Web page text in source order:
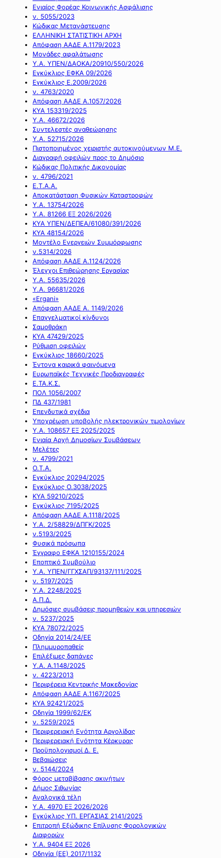
Ενιαίος Φορέας Κοινωνικής Ασφάλισης
ν. 5055/2023
Κώδικας Μετανάστευσης
ΕΛΛΗΝΙΚΗ ΣΤΑΤΙΣΤΙΚΗ ΑΡΧΗ
Απόφαση ΑΑΔΕ Α.1179/2023
Μονάδες αφαλάτωσης
Υ.Α. ΥΠΕΝ/ΔΑΟΚΑ/20910/550/2026
Εγκύκλιος ΕΦΚΑ 09/2026
Εγκύκλιος Ε.2009/2026
ν. 4763/2020
Απόφαση ΑΑΔΕ Α.1057/2026
ΚΥΑ 153319/2025
Υ.Α. 46672/2026
Συντελεστές αναθεώρησης
Υ.Α. 52715/2026
Πιστοποιημένος χειριστής αυτοκινούμενων Μ.Ε.
Διαγραφή οφειλών προς το Δημόσιο
Κώδικας Πολιτικής Δικονομίας
ν. 4796/2021
Ε.Τ.Α.Α.
Αποκατάσταση Φυσικών Καταστροφών
Υ.Α. 13754/2026
Υ.Α. 81266 ΕΞ 2026/2026
ΚΥΑ ΥΠΕΝ/ΔΕΠΕΑ/61080/391/2026
ΚΥΑ 48154/2026
Μοντέλο Ενεργειών Συμμόρφωσης
ν.5314/2026
Απόφαση ΑΑΔΕ Α.1124/2026
Έλεγχοι Επιθεώρησης Εργασίας
Υ.Α. 55635/2026
Υ.Α. 96681/2026
«Ergani»
Απόφαση ΑΑΔΕ Α. 1149/2026
Επαγγελματικοί κίνδυνοι
Σαμοθράκη
ΚΥΑ 47429/2025
Ρύθμιση οφειλών
Εγκύκλιος 18660/2025
Έντονα καιρικά φαινόμενα
Ευρωπαϊκές Τεχνικές Προδιαγραφές
Ε.ΤΑ.Κ.Σ.
ΠΟΛ 1056/2007
ΠΔ 437/1981
Επενδυτικά σχέδια
Υποχρέωση υποβολής ηλεκτρονικών τιμολογίων
Υ.Α. 108657 ΕΞ 2025/2025
Ενιαία Αρχή Δημοσίων Συμβάσεων
Μελέτες
ν. 4799/2021
Ο.Τ.Α.
Εγκύκλιος 20294/2025
Εγκύκλιος Ο.3038/2025
ΚΥΑ 59210/2025
Εγκύκλιος 7195/2025
Απόφαση ΑΑΔΕ Α.1118/2025
Υ.Α. 2/58829/ΔΠΓΚ/2025
ν.5193/2025
Φυσικά πρόσωπα
Έγγραφο ΕΦΚΑ 1210155/2024
Εποπτικό Συμβούλιο
Υ.Α. ΥΠΕΝ/ΓΓΧΣΑΠ/93137/111/2025
ν. 5197/2025
Υ.Α. 2248/2025
Α.Π.Δ.
Δημόσιες συμβάσεις προμηθειών και υπηρεσιών
ν. 5237/2025
ΚΥΑ 78072/2025
Οδηγία 2014/24/ΕΕ
Πλημμυροπαθείς
Επιλέξιμες δαπάνες
Υ.Α. Α.1148/2025
ν. 4223/2013
Περιφέρεια Κεντρικής Μακεδονίας
Απόφαση ΑΑΔΕ Α.1167/2025
ΚΥΑ 92421/2025
Οδηγία 1999/62/ΕΚ
ν. 5259/2025
Περιφερειακή Ενότητα Αργολίδας
Περιφερειακή Ενότητα Κέρκυρας
Προϋπολογισμοί Δ. Ε.
Βεβαιώσεις
ν. 5144/2024
Φόρος μεταβίβασης ακινήτων
Δήμος Σιθωνίας
Αναλογικά τέλη
Υ.Α. 4970 ΕΞ 2026/2026
Εγκύκλιος ΥΠ. ΕΡΓΑΣΙΑΣ 2141/2025
Επιτροπή Εξώδικης Επίλυσης Φορολογικών
Διαφορών
Υ.Α. 9404 ΕΞ 2026
Οδηγία (ΕΕ) 2017/1132